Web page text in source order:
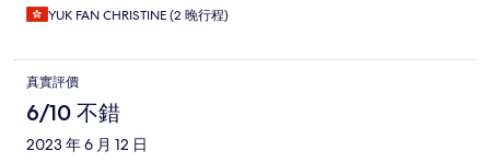
YUK FAN CHRISTINE (2 晚行程)
真實評價
6/10 不錯
2023 年 6 月 12 日